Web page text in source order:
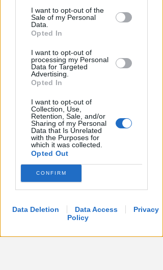
by us to third parties on the IAB’s List of
Downstream Participants that may
further disclose it to other third parties.
I want to opt-out of the
Sale of my Personal
Data.
Opted In
I want to opt-out of
processing my Personal
Data for Targeted
Advertising.
Opted In
I want to opt-out of
Collection, Use,
Retention, Sale, and/or
Sharing of my Personal
Data that Is Unrelated
with the Purposes for
which it was collected.
Opted Out
CONFIRM
Data Deletion Data Access
Privacy
Policy